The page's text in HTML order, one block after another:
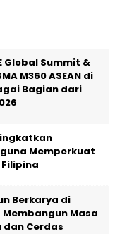
Global Summit &
M360 ASEAN di
Bagian dari
Memperkuat
Berkarya di
Masa
dan Cerdas